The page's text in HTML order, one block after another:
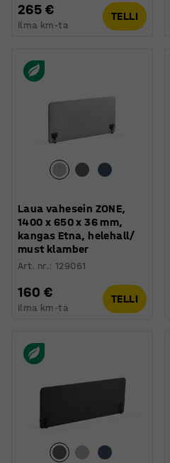
265 €
Ilma km-ta
TELLI
Laua vahesein ZONE,
1400 x 650 x 36 mm,
kangas Etna, helehall/
must klamber
Art. nr.:129061
160 €
Ilma km-ta
TELLI